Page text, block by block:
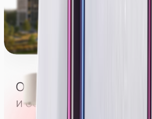
Отсутствие посторонних
и большого коллектива